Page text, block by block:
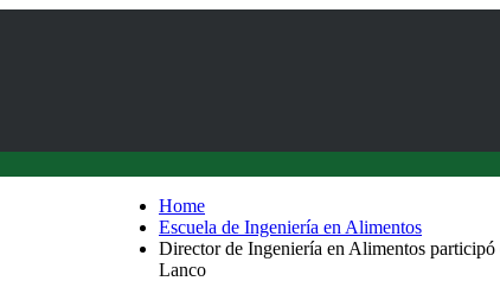
Home
Escuela de Ingeniería en Alimentos
Director de Ingeniería en Alimentos
Lanco